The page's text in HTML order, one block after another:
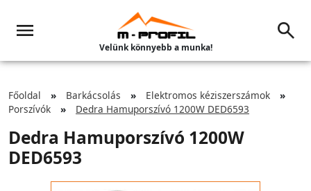
Velünk könnyebb a munka!
Főoldal Barkácsolás
Elektromos kéziszerszámok
Porszívók
Dedra Hamuporszívó 1200W DED6593
Dedra Hamuporszívó 1200W
DED6593